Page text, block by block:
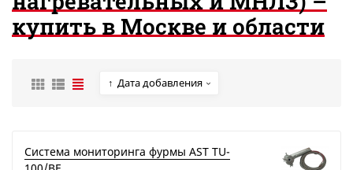
купить в Москве и области
Дата добавления
Система мониторинга фурмы AST TU-